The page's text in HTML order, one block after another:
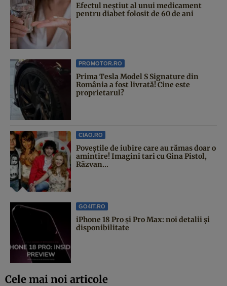
Efectul neștiut al unui medicament
pentru diabet folosit de 60 de ani
PROMOTOR.RO
Prima Tesla Model S Signature din
România a fost livrată! Cine este
proprietarul?
CIAO.RO
Poveştile de iubire care au rămas doar o
amintire! Imagini tari cu Gina Pistol,
Răzvan...
GO4IT.RO
iPhone 18 Pro și Pro Max: noi detalii și
disponibilitate
Cele mai noi articole